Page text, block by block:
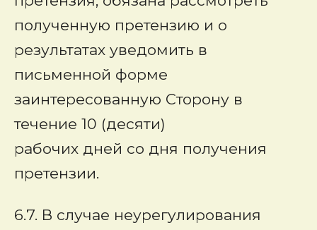
полученную претензию и о
результатах уведомить в
письменной форме
заинтересованную Сторону в
течение 10 (десяти)
рабочих дней со дня получения
претензии.
6.7. В случае неурегулирования